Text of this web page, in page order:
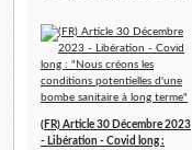
(FR) Article 30 Décembre 2023
- Libération - Covid long :